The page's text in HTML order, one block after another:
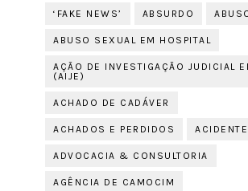
‘FAKE NEWS’ ABSURDO
ABUSO SEXUAL EM HOSPITAL
AÇÃO DE INVESTIGAÇÃO JUDICIAL
(AIJE)
ACHADO DE CADÁVER
ACHADOS E PERDIDOS ACIDENTE
ADVOCACIA & CONSULTORIA
AGÊNCIA DE CAMOCIM